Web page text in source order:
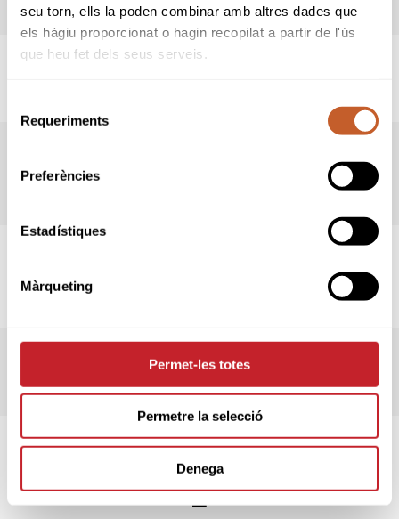
seu torn, ells la poden combinar amb altres dades que
els hàgiu proporcionat o hagin recopilat a partir de l'ús
que heu fet dels seus serveis.
Requeriments
Preferències
Estadístiques
Màrqueting
Permet-les totes
Permetre la selecció
Denega
27/2023
CAMPIONAT DE CATALUNYA MATXPLAY SUB-16
24/2023
11a LLIGA COMITÈJUVENIL 2023
(WAGR)